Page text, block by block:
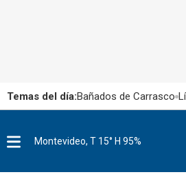
Temas del día:Bañados de Carrasco
u
Montevideo, T 15° H 95%